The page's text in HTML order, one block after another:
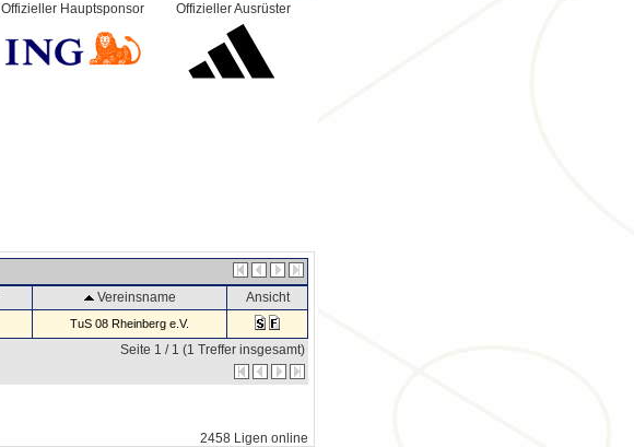
Offizieller Ausrüster
Offizieller Hauptsponsor
Vereinsname Ansicht
TuS 08 Rheinberg e.V.
Seite 1 / 1 (1 Treffer insgesamt)
2458 Ligen online